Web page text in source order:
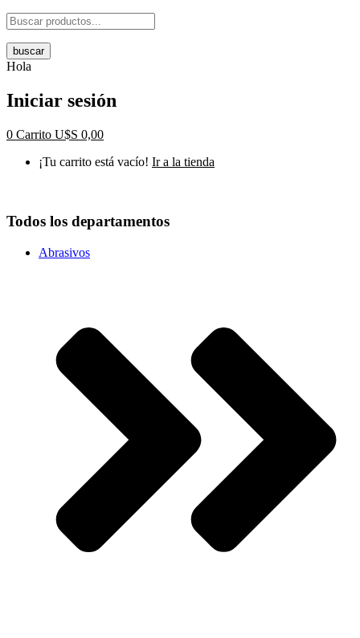
buscar
Hola
Iniciar sesión
0 Carrito U$S 0,00
¡Tu carrito está vacío! Ir a la tienda
Todos los departamentos
Abrasivos